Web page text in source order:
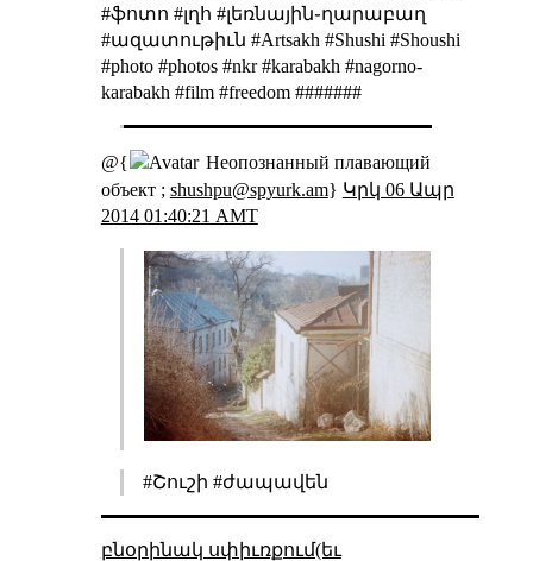
#ֆոտո #լղհ #լեռնային֊ղարաբաղ
#ազատութիւն #Artsakh #Shushi #Shoushi
#photo #photos #nkr #karabakh #nagorno-
karabakh #film #freedom #######
@{
Неопознанный плавающий
объект ; shushpu@spyurk.am} Կրկ 06 Ապր
2014 01:40:21 AMT
#Շուշի #ժապավեն
բնօրինակ սփիւռքում(եւ